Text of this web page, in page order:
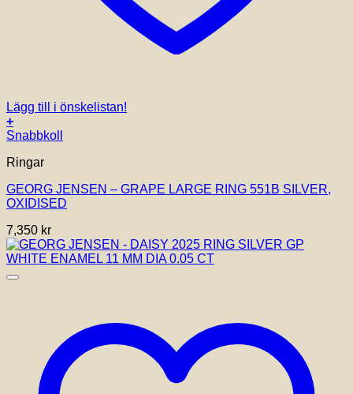
Lägg till i önskelistan!
+
Den
produkten
flera
varianter.
olika
alternativen
kan
väljas
Snabbkoll
Ringar
GEORG JENSEN – GRAPE LARGE RING 551B SILVER,
OXIDISED
7,350 kr